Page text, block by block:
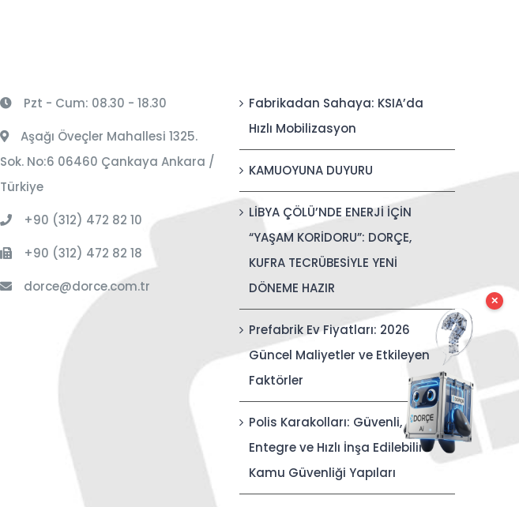
Pzt - Cum: 08.30 - 18.30
Aşağı Öveçler Mahallesi 1325.
Sok. No:6 06460 Çankaya Ankara /
Türkiye
+90 (312) 472 82 10
+90 (312) 472 82 18
dorce@dorce.com.tr
Fabrikadan Sahaya: KSIA’da
Hızlı Mobilizasyon
KAMUOYUNA DUYURU
LİBYA ÇÖLÜ’NDE ENERJİ İÇİN
“YAŞAM KORİDORU”: DORÇE,
KUFRA TECRÜBESİYLE YENİ
DÖNEME HAZIR
Prefabrik Ev Fiyatları: 2026
Güncel Maliyetler ve Etkileyen
Faktörler
Polis Karakolları: Güvenli,
Entegre ve Hızlı İnşa Edilebilir
Kamu Güvenliği Yapıları
✕